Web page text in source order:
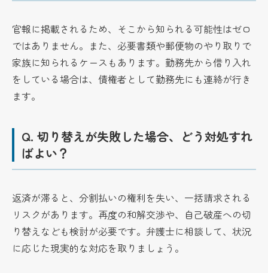
官報に掲載されるため、そこから知られる可能性はゼロ
ではありません。また、必要書類や郵便物のやり取りで
家族に知られるケースもあります。勤務先から借り入れ
をしている場合は、債権者として勤務先にも連絡が行き
ます。
Q. 切り替えが失敗した場合、どう対処すれ
ばよい？
返済が滞ると、分割払いの権利を失い、一括請求される
リスクがあります。再度の和解交渉や、自己破産への切
り替えなども検討が必要です。弁護士に相談して、状況
に応じた現実的な対応を取りましょう。